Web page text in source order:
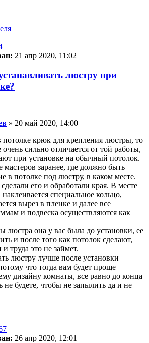
21 апр 2020, 11:02
люстру при
» 20 май 2020, 14:00
потолке крюк для крепления люстры, то
сильно отличается от той работы,
при установке на обычный потолок.
мастеров заранее, где должно быть
в потолке под люстру, в каком месте.
его и обработали края. В месте
специальное кольцо,
вырез в пленке и далее все
и подвеска осуществляются как
люстра она у вас была до установки, ее
и после того как потолок сделают,
труда это не займет.
люстру лучше после установки
что тогда вам будет проще
дизайну комнаты, все равно до конца
не будете, чтобы не запылить да и не
26 апр 2020, 12:01